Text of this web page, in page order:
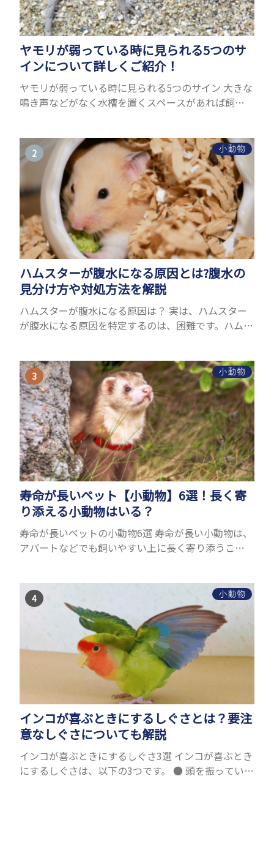
ヤモリが弱っている時に見られる5つのサ
インについて詳しくご紹介！
ヤモリが弱っている時に見られる5つのサイン 大きな
鳴き声などがなく水槽を置くスペースがあれば飼う
でしょうか...
小動物
ハムスターが腹水になる原因とは?腹水の
見分け方や対処方法を解説
ハムスターが腹水になる原因は？ 実は、ハムスター
が腹水になる原因を特定するのは、困難です。ハムス
理由はさま...
小動物
寿命が長いペット【小動物】6選！長く寄
り添える小動物はいる？
寿命が長いペットの小動物6選 寿命が長い小動物は、
アパートなどでも飼いやすい上に長く寄り添うこと
育のポイ...
小動物
インコが喜ぶときにするしぐさとは？要注
意なしぐさについても解説
インコが喜ぶときにするしぐさ3選 インコが喜ぶとき
にするしぐさは、以下の3つです。 ● 頭を振っている